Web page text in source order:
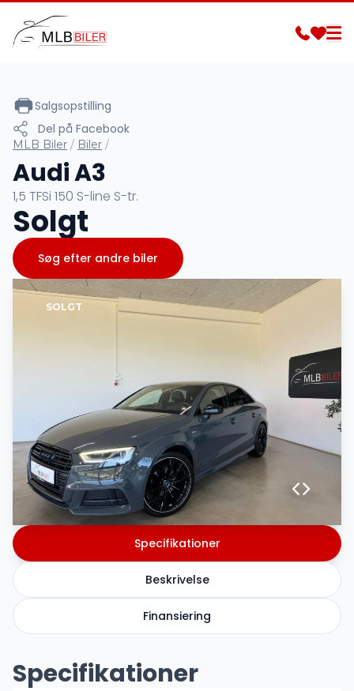
SOLGT
Specifikationer
Beskrivelse
Finansiering
Specifikationer
Salgsopstilling
Del på Facebook
MLB Biler / Biler /
Audi A3
1,5 TFSi 150 S-line S-tr.
Solgt
Søg efter andre biler